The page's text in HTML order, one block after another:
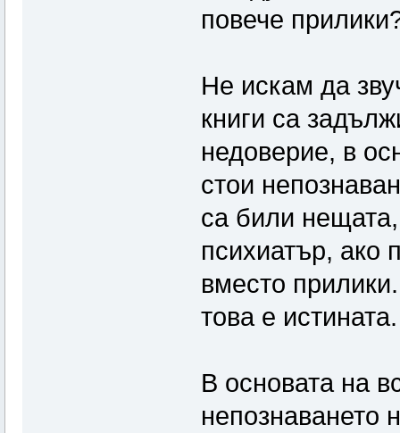
повече
Не искам да
книги са
недоверие, в
стои
са били
психиатър, ако
вместо
това е истината.
В основата на
непознаването